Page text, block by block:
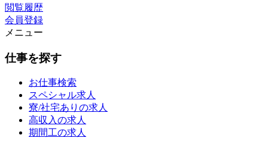
閲覧履歴
会員登録
メニュー
仕事を探す
お仕事検索
スペシャル求人
寮/社宅ありの求人
高収入の求人
期間工の求人